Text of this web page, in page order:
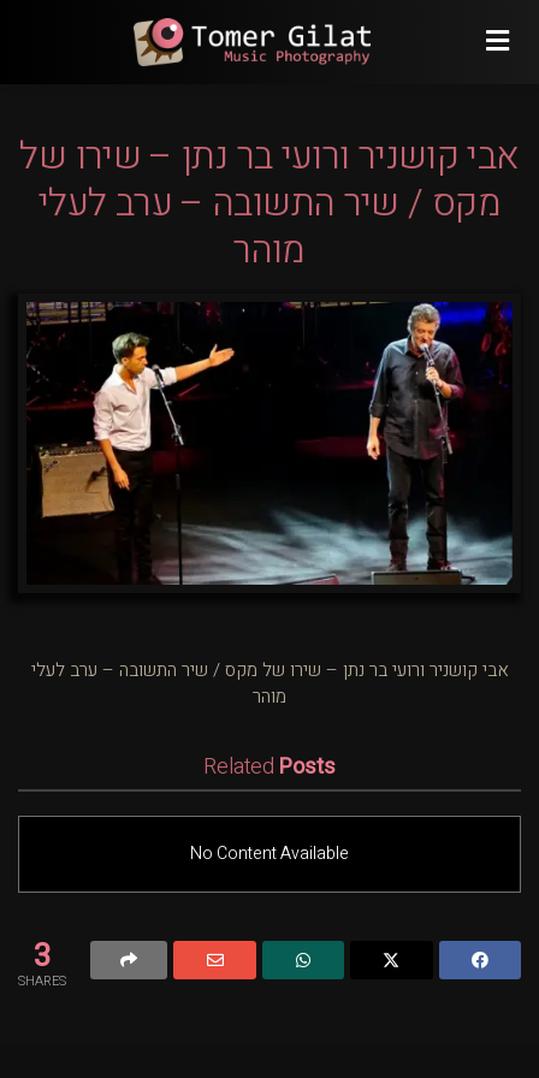
אבי קושניר ורועי בר נתן – שירו של
מקס / שיר התשובה – ערב לעלי
מוהר
אבי קושניר ורועי בר נתן – שירו של מקס / שיר התשובה – ערב לעלי
מוהר
Related Posts
No Content Available
3
SHARES